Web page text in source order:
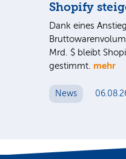
Shopify
Dank eines
Mrd. $ bleibt
gestimmt. mehr
News